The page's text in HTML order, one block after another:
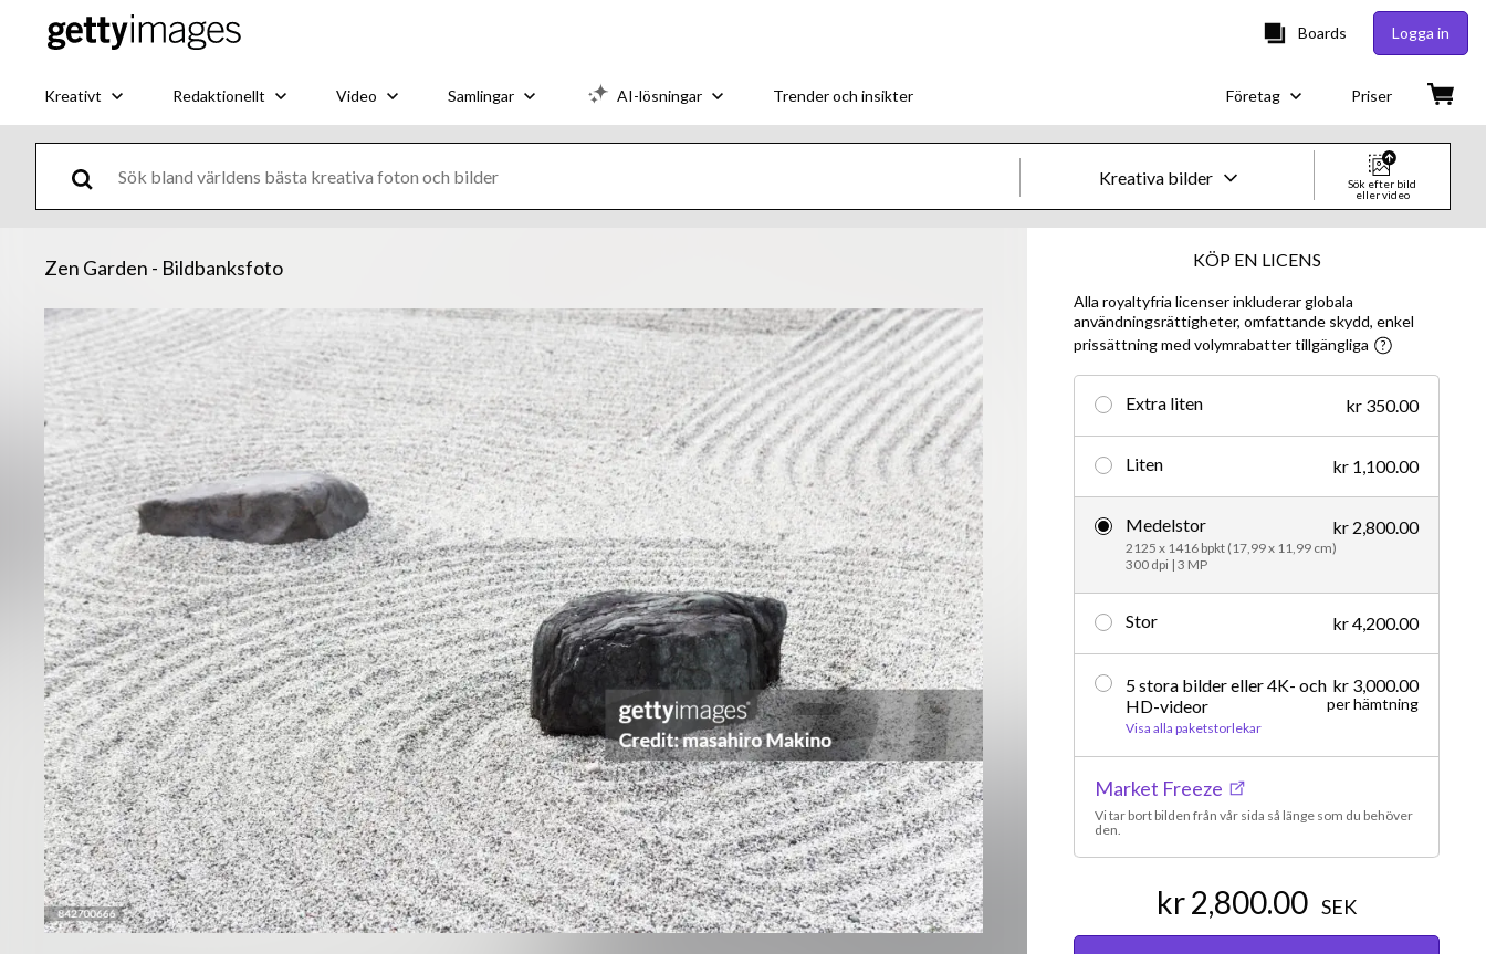
Boards Logga in
Kreativt Redaktionellt Video Samlingar AI-lösningar Trender och insikter Företag Priser
Kreativa bilder
Kreativa bilder och videor
Bilder
Kreativt
Redaktionellt
Sök efter bild
eller video
Zen Garden - Bildbanksfoto KÖP EN LICENS
Alla royaltyfria licenser inkluderar globala
användningsrättigheter, omfattande skydd, enkel
prissättning med volymrabatter tillgängliga
Extra liten kr 350.00
Liten kr 1,100.00
Medelstor
2125 x 1416 bpkt (17,99 x 11,99 cm)
300 dpi | 3 MP
kr 2,800.00
Stor kr 4,200.00
5 stora bilder eller 4K- och
HD-videor
Visa alla paketstorlekar
kr 3,000.00
per hämtning
Market Freeze
Vi tar bort bilden från vår sida så länge som du behöver
den.
kr 2,800.00 SEK